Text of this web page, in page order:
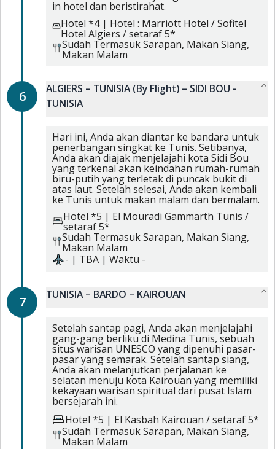
in hotel dan beristirahat.
Hotel *4| Hotel : Marriott Hotel / Sofitel
Hotel Algiers / setaraf 5*
Sudah TermasukSarapan, Makan Siang,
Makan Malam
6
ALGIERS – TUNISIA (By Flight) – SIDI BOU -
TUNISIA
Hari ini, Anda akan diantar ke bandara untuk
penerbangan singkat ke Tunis. Setibanya,
Anda akan diajak menjelajahi kota Sidi Bou
yang terkenal akan keindahan rumah-rumah
biru-putih yang terletak di puncak bukit di
atas laut. Setelah selesai, Anda akan kembali
ke Tunis untuk makan malam dan bermalam.
Hotel *5 | El Mouradi Gammarth Tunis /
setaraf 5*
Sudah TermasukSarapan, Makan Siang,
Makan Malam
- | TBA | Waktu -
7 TUNISIA – BARDO – KAIROUAN
Setelah santap pagi, Anda akan menjelajahi
gang-gang berliku di Medina Tunis, sebuah
situs warisan UNESCO yang dipenuhi pasar-
pasar yang semarak. Setelah santap siang,
Anda akan melanjutkan perjalanan ke
selatan menuju kota Kairouan yang memiliki
kekayaan warisan spiritual dari pusat Islam
bersejarah ini.
Hotel *5 | El Kasbah Kairouan / setaraf 5*
Sudah TermasukSarapan, Makan Siang,
Makan Malam